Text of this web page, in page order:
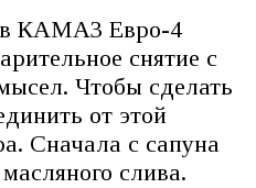
КАМАЗ Евро-4
снятие с
Чтобы сделать
от этой
Сначала с сапуна
слива.